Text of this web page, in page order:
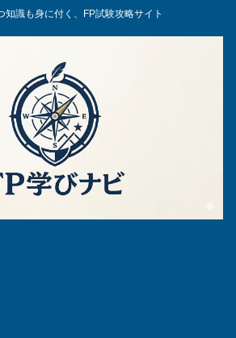
知識も身に付く、FP試験攻略サイト